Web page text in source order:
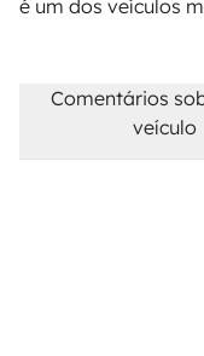
é um dos veículos
Comentários
veículo